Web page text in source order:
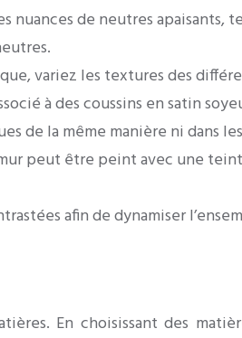
de neutres apaisants,
variez les textures des
à des coussins en satin
de la même manière ni dans
peut être peint avec une
afin de dynamiser
En choisissant des